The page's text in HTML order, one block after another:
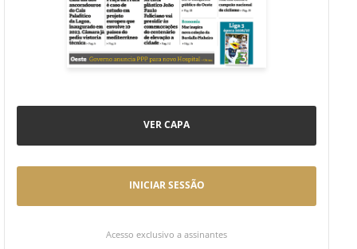
VER CAPA
INICIAR SESSÃO
Acesso exclusivo a assinantes